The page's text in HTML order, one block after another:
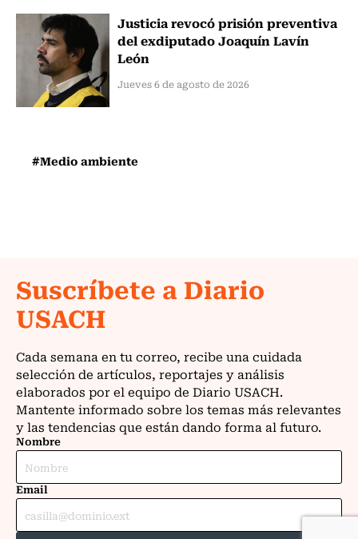
Justicia revocó prisión preventiva
del exdiputado Joaquín Lavín
León
Jueves 6 de agosto de 2026
#Medio ambiente